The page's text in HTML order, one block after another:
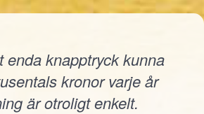
enda knapptryck kunna
kronor varje år
är otroligt enkelt.